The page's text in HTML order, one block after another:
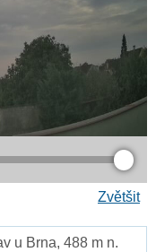
Zvětšit
u Brna, 488 m n.